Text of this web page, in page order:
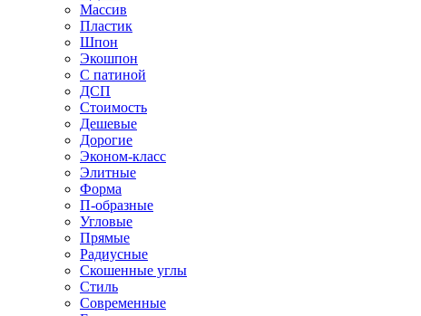
Массив
Пластик
Шпон
Экошпон
С патиной
ДСП
Стоимость
Дешевые
Дорогие
Эконом-класс
Элитные
Форма
П-образные
Угловые
Прямые
Радиусные
Скошенные углы
Стиль
Современные